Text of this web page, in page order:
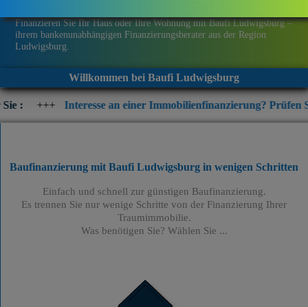
Finanzieren Sie Ihr Haus oder Ihre Wohnung mit Baufi Ludwigsburg –
ihrem bankenunabhängigen Finanzierungsberater aus der Region
Ludwigsburg.
Willkommen bei Baufi Ludwigsburg
an einer Immobilienfinanzierung? Prüfen Sie jetzt die
Baufinanzierung mit Baufi Ludwigsburg in wenigen Schritten
Einfach und schnell zur günstigen Baufinanzierung.
Es trennen Sie nur wenige Schritte von der Finanzierung Ihrer
Traumimmobilie.
Was benötigen Sie? Wählen Sie ...